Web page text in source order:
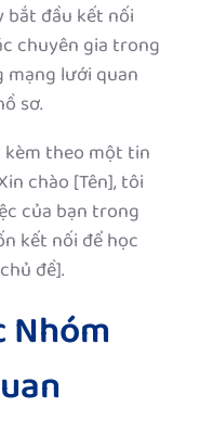
bắt đầu kết nối
chuyên gia trong
mạng lưới quan
sơ.
kèm theo một tin
chào [Tên], tôi
của bạn trong
kết nối để học
đề].
Nhóm